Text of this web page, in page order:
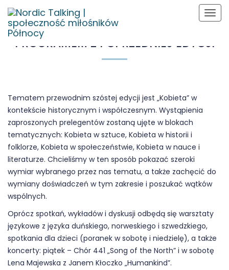
JUŻ WKRÓTCE PROGRAM 2026,
ZAPRASZAMY DO ZAPOZNANIA SIĘ Z
PROGRAMEM Z POPRZEDNIEJ EDYCJI
Tematem przewodnim szóstej edycji jest „Kobieta” w
kontekście historycznym i współczesnym. Wystąpienia
zaproszonych prelegentów zostaną ujęte w blokach
tematycznych: Kobieta w sztuce, Kobieta w historii i
folklorze, Kobieta w społeczeństwie, Kobieta w nauce i
literaturze. Chcieliśmy w ten sposób pokazać szeroki
wymiar wybranego przez nas tematu, a także zachęcić do
wymiany doświadczeń w tym zakresie i poszukać wątków
wspólnych.
Oprócz spotkań, wykładów i dyskusji odbędą się warsztaty
językowe z języka duńskiego, norweskiego i szwedzkiego,
spotkania dla dzieci (poranek w sobotę i niedzielę), a także
koncerty: piątek – Chór 441 „Song of the North” i w sobotę
Lena Majewska z Janem Kłoczko „Humankind”.